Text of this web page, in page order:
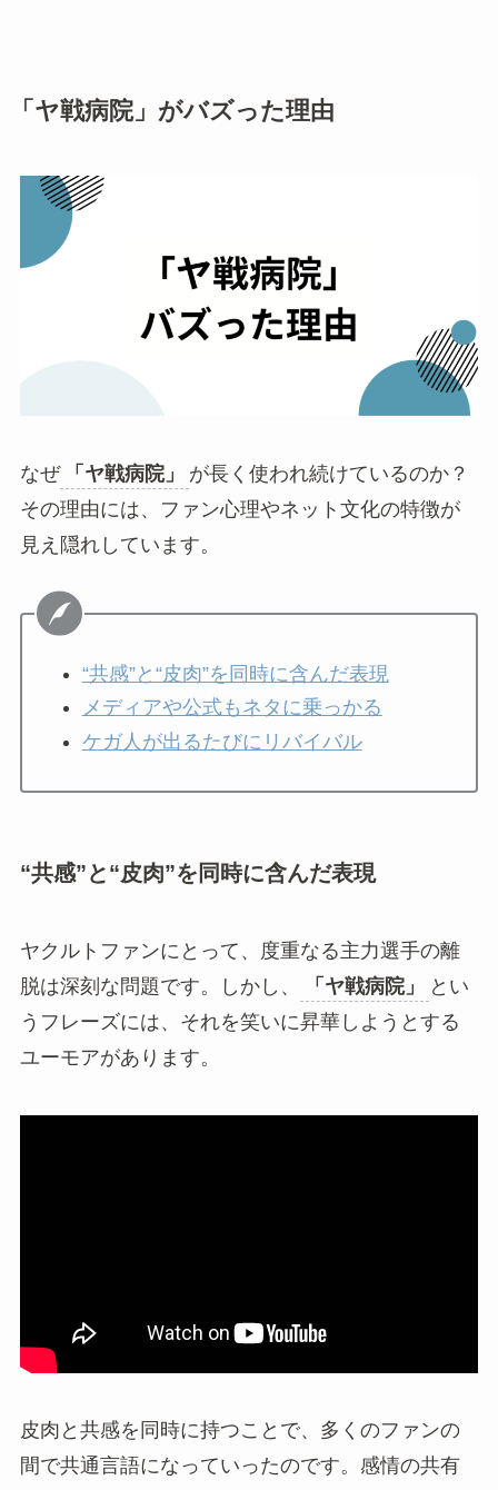
「ヤ戦病院」がバズった理由
なぜ 「ヤ戦病院」
が長く使われ続けているのか？
その理由には、ファン心理やネット文化の特徴が
見え隠れしています。
“共感”と“皮肉”を同時に含んだ表現
メディアや公式もネタに乗っかる
ケガ人が出るたびにリバイバル
“共感”と“皮肉”を同時に含んだ表現
ヤクルトファンにとって、度重なる主力選手の離
脱は深刻な問題です。しかし、
「ヤ戦病院」
とい
うフレーズには、それを笑いに昇華しようとする
ユーモアがあります。
皮肉と共感を同時に持つことで、多くのファンの
間で共通言語になっていったのです。感情の共有